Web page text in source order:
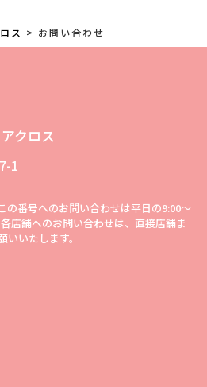
ス > お問い合わせ
クロス
1
番号へのお問い合わせは平日の9:00～
店舗へのお問い合わせは、直接店舗ま
いたします。